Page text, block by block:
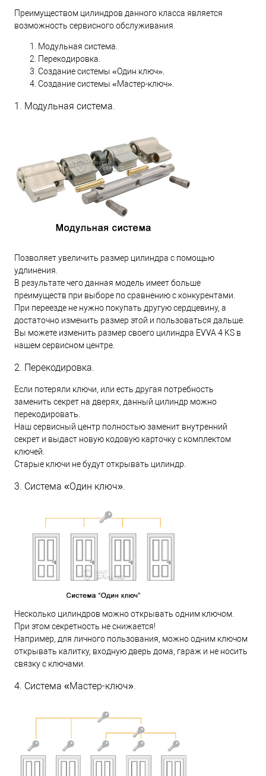
Преимуществом цилиндров данного класса является
возможность сервисного обслуживания.
Модульная система.
Перекодировка.
Создание системы «Один ключ».
Создание системы «Мастер-ключ».
1. Модульная система.
Позволяет увеличить размер цилиндра с помощью
удлинения.
В результате чего данная модель имеет больше
преимуществ при выборе по сравнению с конкурентами.
При переезде не нужно покупать другую сердцевину, а
достаточно изменить размер этой и пользоваться дальше.
Вы можете изменить размер своего цилиндра EVVA 4 KS в
нашем сервисном центре.
2. Перекодировка.
Если потеряли ключи, или есть другая потребность
заменить секрет на дверях, данный цилиндр можно
перекодировать.
Наш сервисный центр полностью заменит внутренний
секрет и выдаст новую кодовую карточку с комплектом
ключей.
Старые ключи не будут открывать цилиндр.
3. Система «Один ключ».
Несколько цилиндров можно открывать одним ключом.
При этом секретность не снижается!
Например, для личного пользования, можно одним ключом
открывать калитку, входную дверь дома, гараж и не носить
связку с ключами.
4. Система «Мастер-ключ».